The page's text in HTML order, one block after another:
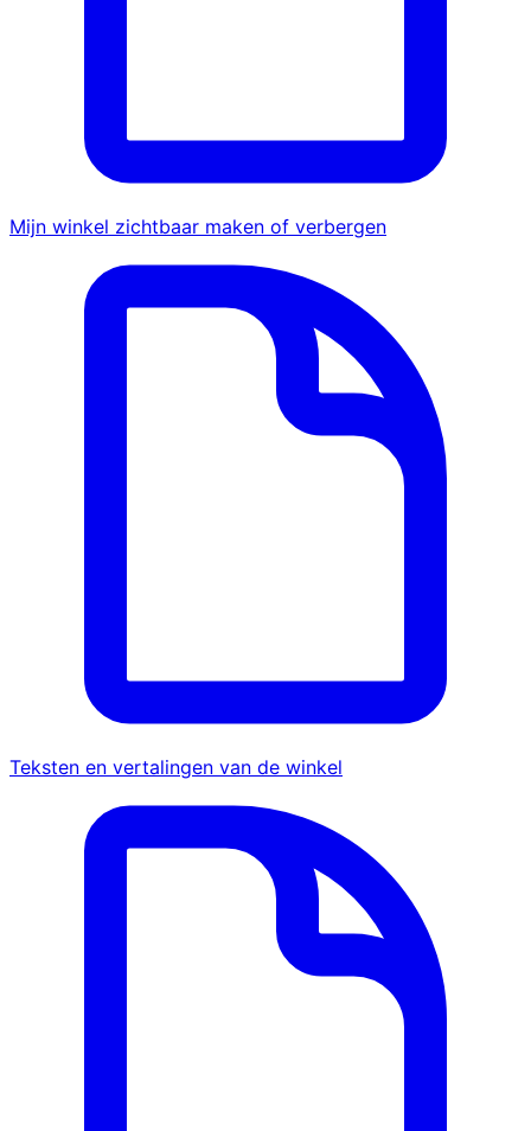
Mijn winkel zichtbaar maken of verbergen
Teksten en vertalingen van de winkel